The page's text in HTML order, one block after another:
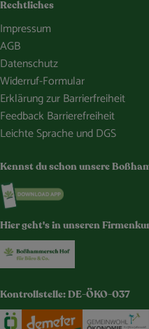
Rechtliches
Impressum
AGB
Datenschutz
Widerruf-Formular
Erklärung zur Barrierfreiheit
Feedback Barrierefreiheit
Leichte Sprache und DGS
Kennst du schon unsere
Externer Link zu
Hier geht's in unseren
Kontrollstelle: DE-ÖKO-037
Externer Link zu https://
Externer Link